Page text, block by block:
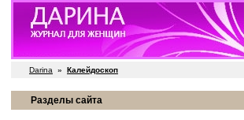
Darina » Калейдоскоп
Разделы сайта